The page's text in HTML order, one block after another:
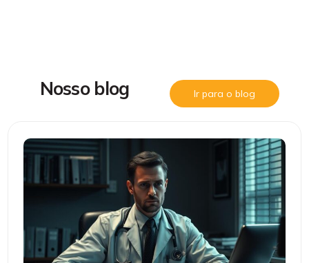
Nosso blog Ir para o blog